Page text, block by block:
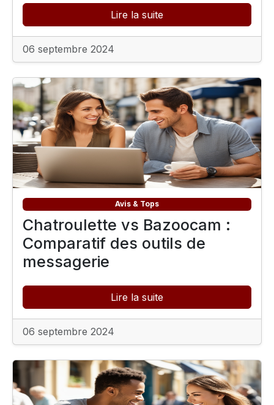
Lire la suite
06 septembre 2024
Avis & Tops
Chatroulette vs Bazoocam :
Comparatif des outils de
messagerie
Lire la suite
06 septembre 2024